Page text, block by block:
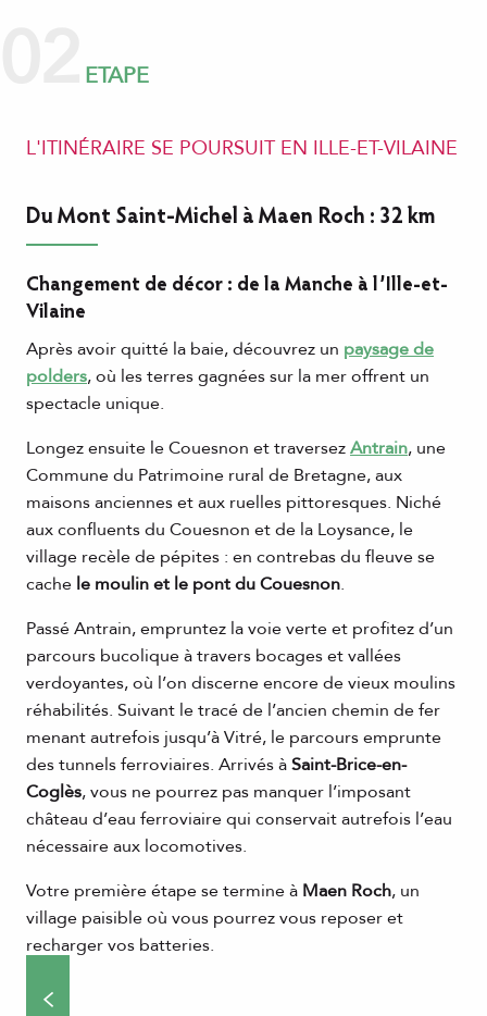
ETAPE
L'ITINÉRAIRE SE POURSUIT EN ILLE-ET-VILAINE
Du Mont Saint-Michel à Maen Roch : 32 km
Changement de décor : de la Manche à l’Ille-et-
Vilaine
Après avoir quitté la baie, découvrez un paysage de
polders, où les terres gagnées sur la mer offrent un
spectacle unique.
Longez ensuite le Couesnon et traversezAntrain, une
Commune du Patrimoine rural de Bretagne, aux
maisons anciennes et aux ruelles pittoresques. Niché
aux confluents du Couesnon et de la Loysance, le
village recèle de pépites : en contrebas du fleuve se
cache le moulin et le pont du Couesnon.
Passé Antrain, empruntez la voie verte et profitez d’un
parcours bucolique à travers bocages et vallées
verdoyantes, où l’on discerne encore de vieux moulins
réhabilités. Suivant le tracé de l’ancien chemin de fer
menant autrefois jusqu’à Vitré, le parcours emprunte
des tunnels ferroviaires. Arrivés àSaint-Brice-en-
Coglès, vous ne pourrez pas manquer l’imposant
château d’eau ferroviaire qui conservait autrefois l’eau
nécessaire aux locomotives.
Votre première étape se termine à Maen Roch, un
village paisible où vous pourrez vous reposer et
recharger vos batteries.